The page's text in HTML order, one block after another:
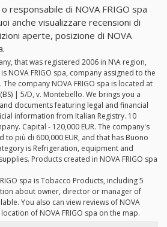
responsabile di NOVA FRIGO spa
anche visualizzare recensioni di
aperte, posizione di NOVA
that was registered 2006 in N\A region,
NOVA FRIGO spa, company assigned to the
company NOVA FRIGO spa is located at
| 5/D, v. Montebello. We brings you a
documents featuring legal and financial
information from Italian Registry. 10
Capital - 120,000 EUR. The company's
to più di 600,000 EUR, and that has Buono
is Refrigeration, equipment and
Products created in NOVA FRIGO spa
spa is Tobacco Products, including 5
about owner, director or manager of
You also can view reviews of NOVA
of NOVA FRIGO spa on the map.